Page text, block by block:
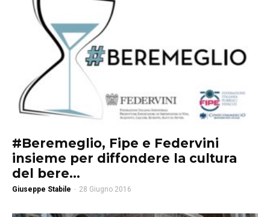
#Beremeglio, Fipe e Federvini
insieme per diffondere la cultura
del bere...
Giuseppe Stabile - 28 Giugno 2016